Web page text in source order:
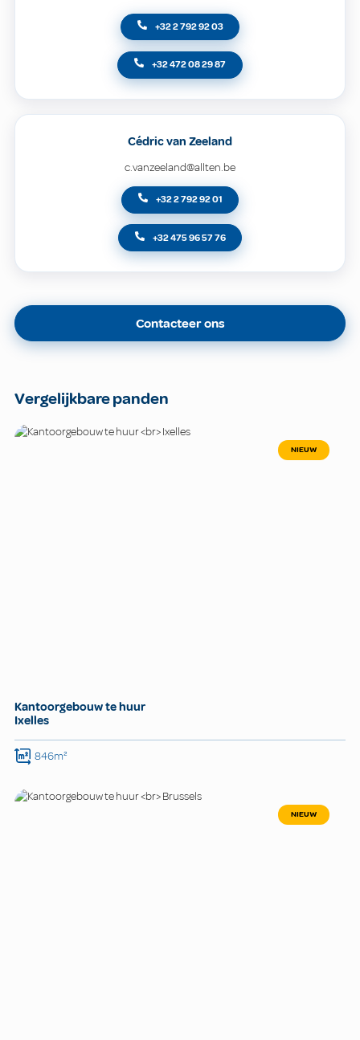
+32 2 792 92 03
+32 472 08 29 87
Cédric van Zeeland
c.vanzeeland@allten.be
+32 2 792 92 01
+32 475 96 57 76
Contacteer ons
Vergelijkbare panden
NIEUW
Kantoorgebouw te huur
Ixelles
846m²
NIEUW